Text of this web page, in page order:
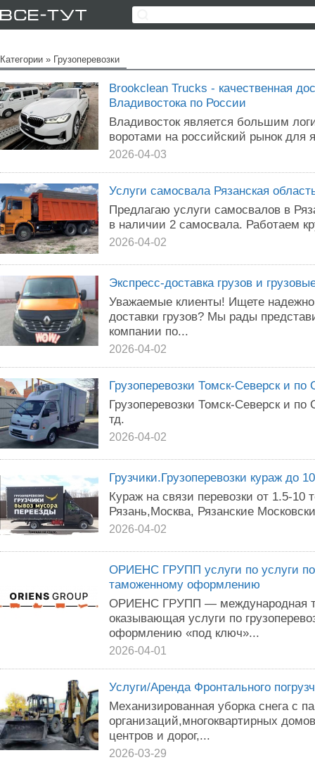
Категории » Грузоперевозки
Brookclean Trucks - качественная
Владивостока по России
Владивосток является большим
воротами на российский рынок для
2026-04-03
Услуги самосвала Рязанская
Предлагаю услуги самосвалов в
в наличии 2 самосвала. Работаем
2026-04-02
Экспресс-доставка грузов и
Уважаемые клиенты! Ищете
доставки грузов? Мы рады
компании по...
2026-04-02
Грузоперевозки Томск-Северск и по
Грузоперевозки Томск-Северск и по
тд.
2026-04-02
Грузчики.Грузоперевозки кураж до
Кураж на связи перевозки от 1.5-10
Рязань,Москва, Рязанские
2026-04-02
ОРИЕНС ГРУПП услуги по услуги по
таможенному оформлению
ОРИЕНС ГРУПП — международная
оказывающая услуги по
оформлению «под ключ»...
2026-04-01
Услуги/Аренда Фронтального
Мexанизировaнная уборка снeга c
opгaнизaций,мнoгоквартиpных
центpов и доpог,...
2026-03-29